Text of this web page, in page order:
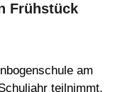
Frühstück
am
teilnimmt.